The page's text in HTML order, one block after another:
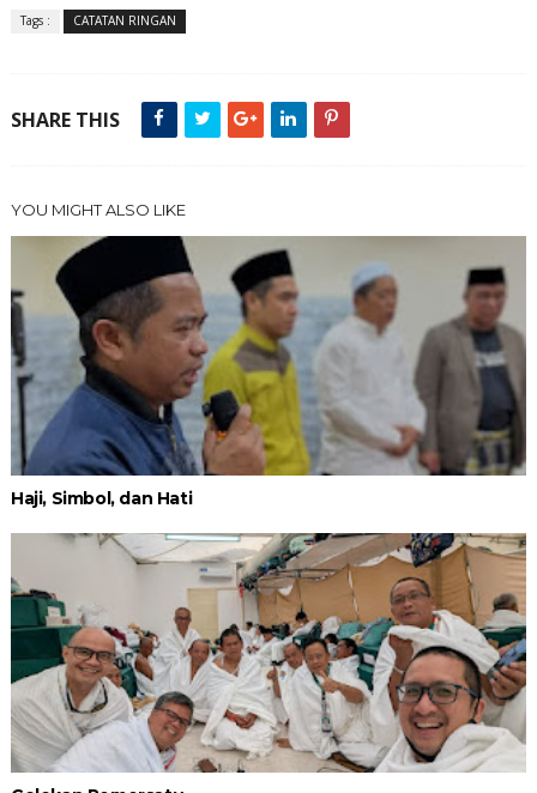
Tags : CATATAN RINGAN
SHARE THIS
YOU MIGHT ALSO LIKE
Haji, Simbol, dan Hati